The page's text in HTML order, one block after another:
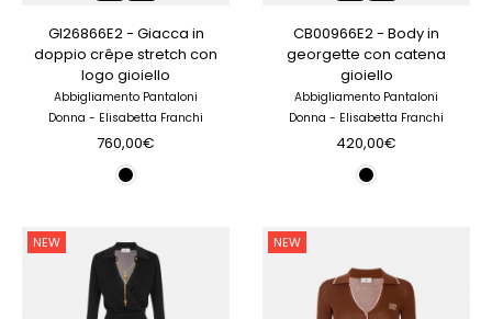
GI26866E2 - Giacca in
doppio crêpe stretch con
logo gioiello
Abbigliamento Pantaloni
Donna - Elisabetta Franchi
760,00€
CB00966E2 - Body in
georgette con catena
gioiello
Abbigliamento Pantaloni
Donna - Elisabetta Franchi
420,00€
NEW NEW